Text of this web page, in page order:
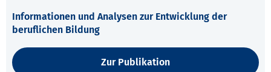
Informationen und Analysen zur Entwicklung der
beruflichen Bildung
Zur Publikation